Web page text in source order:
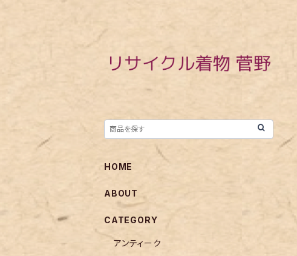
HOME
ABOUT
CATEGORY
アンティーク